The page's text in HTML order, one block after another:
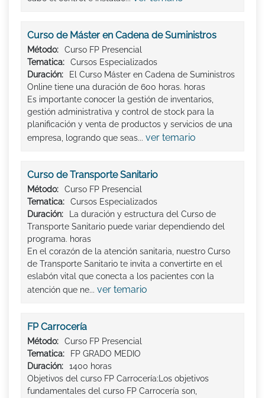
Curso de Máster en Cadena de Suministros
Método:
Curso FP Presencial
Tematica:
Cursos Especializados
Duración:
El Curso Máster en Cadena de Suministros
Online tiene una duración de 600 horas. horas
Es importante conocer la gestión de inventarios,
gestión administrativa y control de stock para la
planificación y venta de productos y servicios de una
empresa, logrando que seas... ver temario
Curso de Transporte Sanitario
Método:
Curso FP Presencial
Tematica:
Cursos Especializados
Duración:
La duración y estructura del Curso de
Transporte Sanitario puede variar dependiendo del
programa. horas
En el corazón de la atención sanitaria, nuestro Curso
de Transporte Sanitario te invita a convertirte en el
eslabón vital que conecta a los pacientes con la
atención que ne... ver temario
FP Carrocería
Método:
Curso FP Presencial
Tematica:
FP GRADO MEDIO
Duración:
1400 horas
Objetivos del curso FP Carrocería:Los objetivos
fundamentales del curso FP Carrocería son,